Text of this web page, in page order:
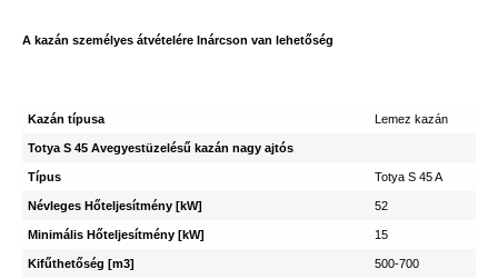
A kazán személyes átvételére Inárcson van lehetőség
Kazán típusa Lemez kazán
Totya S 45 Avegyestüzelésű kazán nagy ajtós
Típus Totya S 45 A
Névleges Hőteljesítmény [kW] 52
Minimális Hőteljesítmény [kW] 15
Kifűthetőség [m3] 500-700